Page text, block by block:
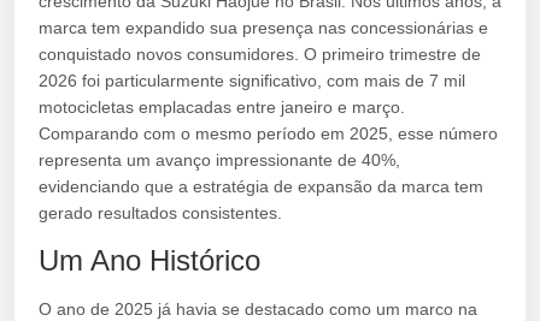
marca tem expandido sua presença nas concessionárias e
conquistado novos consumidores. O primeiro trimestre de
2026 foi particularmente significativo, com mais de 7 mil
motocicletas emplacadas entre janeiro e março.
Comparando com o mesmo período em 2025, esse número
representa um avanço impressionante de 40%,
evidenciando que a estratégia de expansão da marca tem
gerado resultados consistentes.
Um Ano Histórico
O ano de 2025 já havia se destacado como um marco na